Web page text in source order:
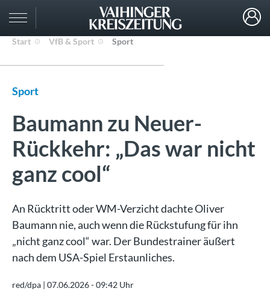
Start VfB & Sport Sport
Sport
Baumann zu Neuer-
Rückkehr: „Das war nicht
ganz cool“
An Rücktritt oder WM-Verzicht dachte Oliver
Baumann nie, auch wenn die Rückstufung für ihn
„nicht ganz cool“ war. Der Bundestrainer äußert
nach dem USA-Spiel Erstaunliches.
red/dpa | 07.06.2026 - 09:42 Uhr